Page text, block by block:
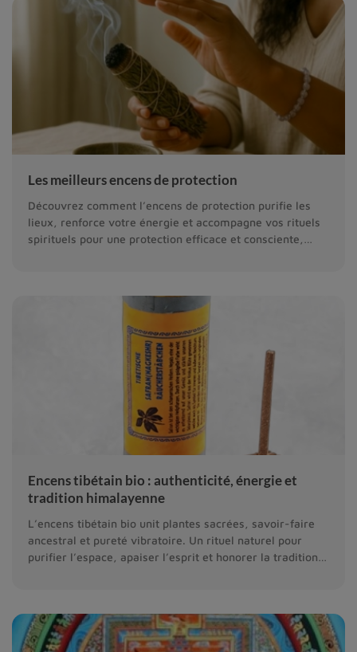
Les meilleurs encens de protection
Découvrez comment l’encens de protection purifie les
lieux, renforce votre énergie et accompagne vos rituels
spirituels pour une protection efficace et consciente,
Encens tibétain bio : authenticité, énergie et
tradition himalayenne
L’encens tibétain bio unit plantes sacrées, savoir-faire
ancestral et pureté vibratoire. Un rituel naturel pour
purifier l’espace, apaiser l’esprit et honorer la tradition